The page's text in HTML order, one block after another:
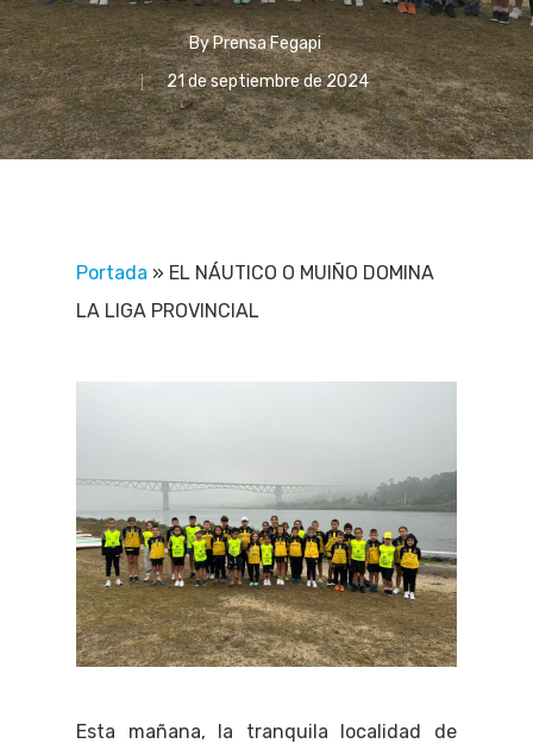
ByPrensa Fegapi
21 de septiembre de 2024
Portada » EL NÁUTICO O MUIÑO DOMINA
LA LIGA PROVINCIAL
Esta mañana, la tranquila localidad de